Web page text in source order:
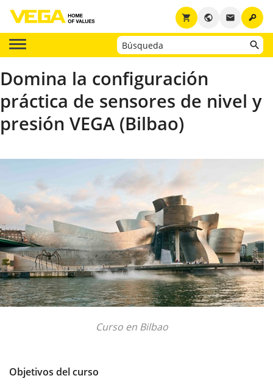
key
email
public
shopping_cart
Domina la configuración
práctica de sensores de nivel y
presión VEGA (Bilbao)
Curso en Bilbao
Objetivos del curso